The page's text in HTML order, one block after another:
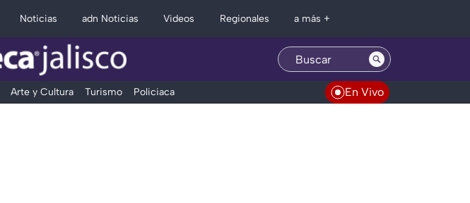
Noticias adn Noticias Videos Regionales a más +
Arte y Cultura Turismo Policiaca En Vivo